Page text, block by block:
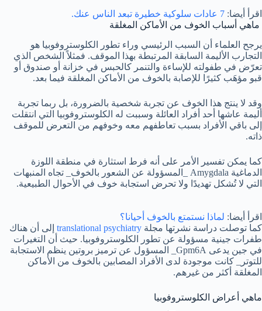
اقرأ أيضا: 7 عادات سلوكية خطيرة تبعد الناس عنك.
ماهي أسباب الخوف من الأماكن المغلقة
يرجح العلماء أن السبب الرئيسي وراء تطور الكلوستروفوبيا هو
التجارب الأليمة السابقة المرتبطة بهذا الموقف. فمثلاً الشخص الذي
تعرّض في طفولته للإساءة والتنمر كالحبس في خزانة أو صندوق أو
قبو مؤهَب كثيرًا للإصابة بالخوف من الأماكن المغلقة فيما بعد.
وقد لا ينتج هذا الخوف عن تجربة شخصية بالضرورة، بل ربما تجربة
أليمة عاشها أحد أفراد العائلة وسببت له الكلوستروفوبيا التي انتقلت
إلى باقي الأفراد بسبب تعاطفهم معه وخوفهم من التعرض للموقف
ذاته.
كما يمكن تفسير الأمر على أنه فرط استثارة في منطقة اللوزة
الدماغية Amygdala _المسؤولة عن الشعور بالخوف_ تجاه المنبهات
التي لا تُشكل تهديدًا ولا تحرض استجابة خوف في الأحوال الطبيعية.
اقرأ أيضا: لماذا نستمتع بالخوف أحيانا؟
كما توصلت دراسة نشرتها مجلة
إلى أن هناك
طفرات جينية مسؤولة عن تطور الكلوستروفوبيا. حيث أن التغيرات
في جين يدعى Gpm6A_ المسؤول عن ترميز بروتين ينظم الاستجابة
للتوتر_ كانت موجودة لدى الأفراد المصابين بالخوف من الأماكن
المغلقة أكثر من غيرهم.
ماهي أعراض الكلوستروفوبيا